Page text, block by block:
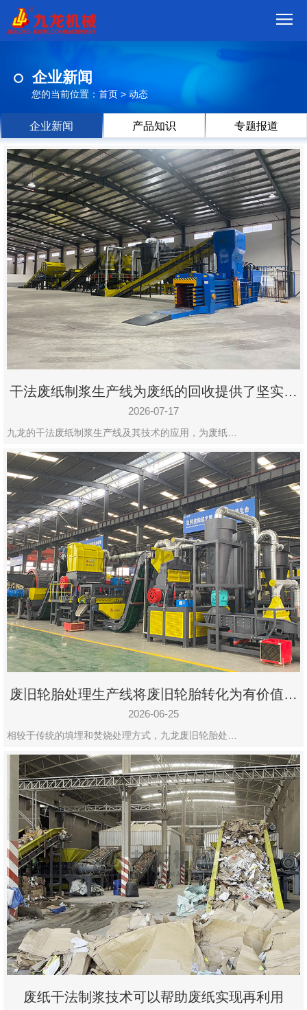
品
视
频
现
场
方
案
动
态联
系
郑
州
市
设
有
限
公
司
豫
ICP
备
19020390
号-1
企业新闻
您的当前位置： 首页 > 动态
企业新闻 产品知识 专题报道
干法废纸制浆生产线为废纸的回收提供了坚实的
保障
2026-07-17
九龙的干法废纸制浆生产线及其技术的应用，为废纸…
废旧轮胎处理生产线将废旧轮胎转化为有价值的
资源
2026-06-25
相较于传统的填埋和焚烧处理方式，九龙废旧轮胎处…
废纸干法制浆技术可以帮助废纸实现再利用